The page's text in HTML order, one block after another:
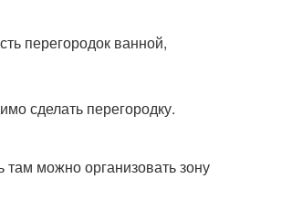
перегородок ванной,
сделать перегородку.
там можно организовать зону